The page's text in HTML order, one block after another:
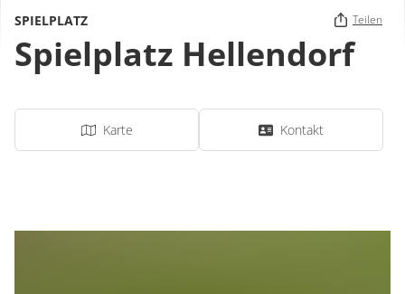
SPIELPLATZ Teilen
Spielplatz Hellendorf
Karte Kontakt